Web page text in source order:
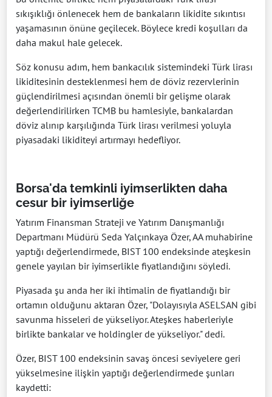
sıkışıklığı önlenecek hem de bankaların likidite sıkıntısı
yaşamasının önüne geçilecek. Böylece kredi koşulları da
daha makul hale gelecek.
Söz konusu adım, hem bankacılık sistemindeki Türk lirası
likiditesinin desteklenmesi hem de döviz rezervlerinin
güçlendirilmesi açısından önemli bir gelişme olarak
değerlendirilirken TCMB bu hamlesiyle, bankalardan
döviz alınıp karşılığında Türk lirası verilmesi yoluyla
piyasadaki likiditeyi artırmayı hedefliyor.
Borsa'da temkinli iyimserlikten daha
cesur bir iyimserliğe
Yatırım Finansman Strateji ve Yatırım Danışmanlığı
Departmanı Müdürü Seda Yalçınkaya Özer, AA muhabirine
yaptığı değerlendirmede, BIST 100 endeksinde ateşkesin
genele yayılan bir iyimserlikle fiyatlandığını söyledi.
Piyasada şu anda her iki ihtimalin de fiyatlandığı bir
ortamın olduğunu aktaran Özer, "Dolayısıyla ASELSAN gibi
savunma hisseleri de yükseliyor. Ateşkes haberleriyle
birlikte bankalar ve holdingler de yükseliyor." dedi.
Özer, BIST 100 endeksinin savaş öncesi seviyelere geri
yükselmesine ilişkin yaptığı değerlendirmede şunları
kaydetti: